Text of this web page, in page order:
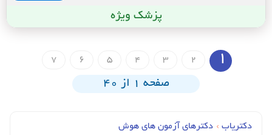
پزشک ویژه
1
2
3
4
5
6
7
صفحه 1 از 40
دکتریاب › دکترهای آزمون های هوش